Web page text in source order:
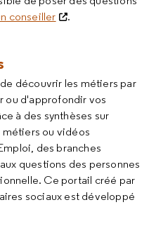
conseiller
.
découvrir les métiers par
ou d'approfondir vos
à des synthèses sur
ou vidéos
des branches
questions des personnes
Ce portail créé par
sociaux est développé